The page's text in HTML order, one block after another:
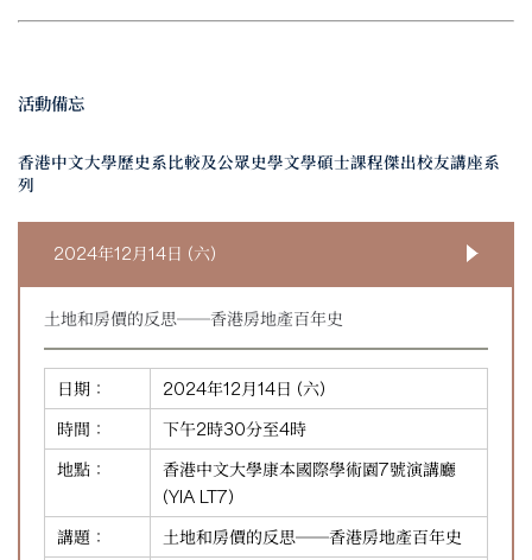
活動備忘
香港中文大學歷史系比較及公眾史學文學碩士課程傑出校友講座系
列
2024年12月14日 (六)
土地和房價的反思──香港房地產百年史
日期：
2024年12月14日 (六)
時間：
下午2時30分至4時
地點：
香港中文大學康本國際學術園7號演講廳
(YIA LT7)
講題：
土地和房價的反思──香港房地產百年史